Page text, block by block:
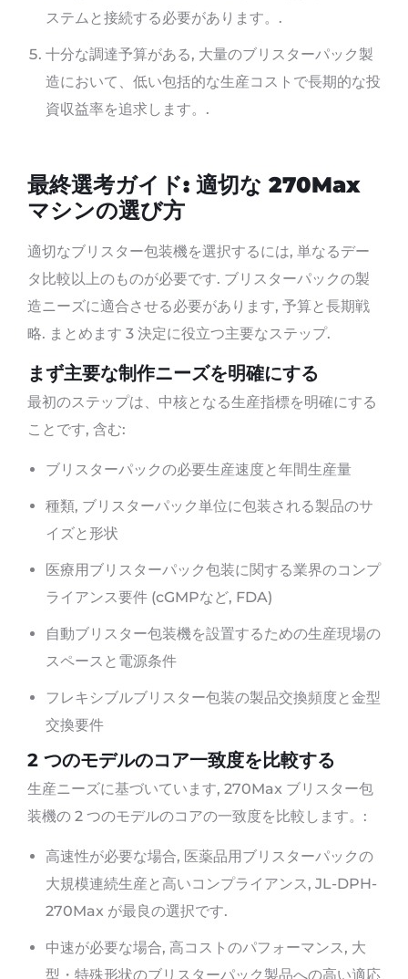
ステムと接続する必要があります。.
十分な調達予算がある, 大量のブリスターパック製
造において、低い包括的な生産コストで長期的な投
資収益率を追求します。.
最終選考ガイド: 適切な 270Max
マシンの選び方
適切なブリスター包装機を選択するには, 単なるデー
タ比較以上のものが必要です. ブリスターパックの製
造ニーズに適合させる必要があります, 予算と長期戦
略. まとめます 3 決定に役立つ主要なステップ.
まず主要な制作ニーズを明確にする
最初のステップは、中核となる生産指標を明確にする
ことです, 含む:
ブリスターパックの必要生産速度と年間生産量
種類, ブリスターパック単位に包装される製品のサ
イズと形状
医療用ブリスターパック包装に関する業界のコンプ
ライアンス要件 (cGMPなど, FDA)
自動ブリスター包装機を設置するための生産現場の
スペースと電源条件
フレキシブルブリスター包装の製品交換頻度と金型
交換要件
2 つのモデルのコア一致度を比較する
生産ニーズに基づいています, 270Max ブリスター包
装機の 2 つのモデルのコアの一致度を比較します。:
高速性が必要な場合, 医薬品用ブリスターパックの
大規模連続生産と高いコンプライアンス, JL-DPH-
270Max が最良の選択です.
中速が必要な場合, 高コストのパフォーマンス, 大
型・特殊形状のブリスターパック製品への高い適応